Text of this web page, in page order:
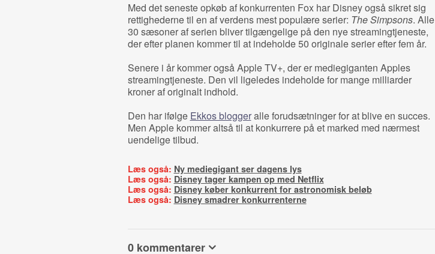
Med det seneste opkøb af konkurrenten Fox har Disney også sikret sig
rettighederne til en af verdens mest populære serier: The Simpsons. Alle
30 sæsoner af serien bliver tilgængelige på den nye streamingtjeneste,
der efter planen kommer til at indeholde 50 originale serier efter fem år.
Senere i år kommer også Apple TV+, der er mediegiganten Apples
streamingtjeneste. Den vil ligeledes indeholde for mange milliarder
kroner af originalt indhold.
Den har ifølge Ekkos bloggeralle forudsætninger for at blive en succes.
Men Apple kommer altså til at konkurrere på et marked med nærmest
uendelige tilbud.
Læs også: Ny mediegigant ser dagens lys
Læs også: Disney tager kampen op med Netflix
Læs også: Disney køber konkurrent for astronomisk beløb
Læs også: Disney smadrer konkurrenterne
0 kommentarer